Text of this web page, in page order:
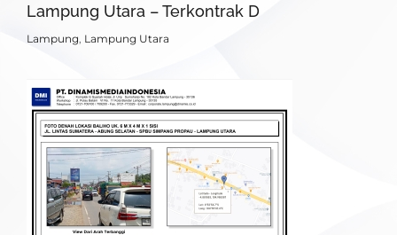
Lampung Utara – Terkontrak D
Lampung Lampung Utara